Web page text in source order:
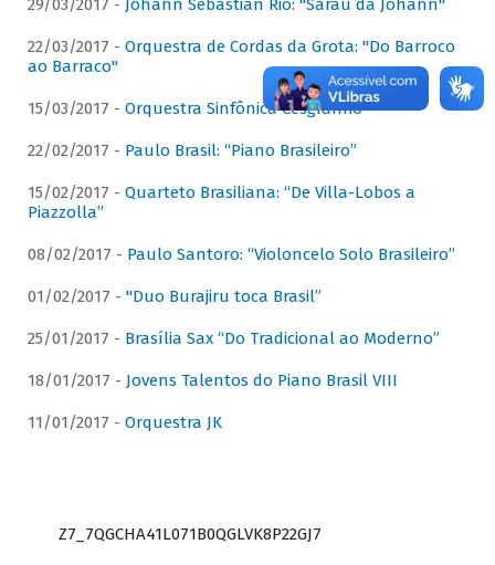
29/03/2017 - Johann Sebastian Rio: "Sarau da Johann"
22/03/2017 - Orquestra de Cordas da Grota: "Do Barroco
ao Barraco"
15/03/2017 - Orquestra Sinfônica Cesgranrio
22/02/2017 - Paulo Brasil: “Piano Brasileiro”
15/02/2017 - Quarteto Brasiliana: “De Villa-Lobos a
Piazzolla”
08/02/2017 - Paulo Santoro: “Violoncelo Solo Brasileiro”
01/02/2017 - "Duo Burajiru toca Brasil”
25/01/2017 - Brasília Sax “Do Tradicional ao Moderno”
18/01/2017 - Jovens Talentos do Piano Brasil VIII
11/01/2017 - Orquestra JK
Z7_7QGCHA41L071B0QGLVK8P22GJ7